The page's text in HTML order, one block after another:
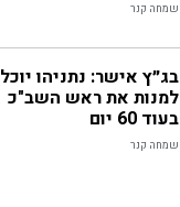
שמחה קנר
בג״ץ אישר: נתניהו יוכל
למנות את ראש השב"כ
בעוד 60 יום
שמחה קנר